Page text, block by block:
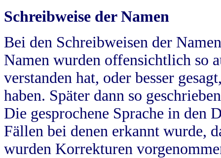
Schreibweise der Namen
Bei den Schreibweisen der
Namen wurden offensichtlich so
verstanden hat, oder besser
haben. Später dann so
Die gesprochene Sprache in
Fällen bei denen erkannt wurde,
wurden Korrekturen